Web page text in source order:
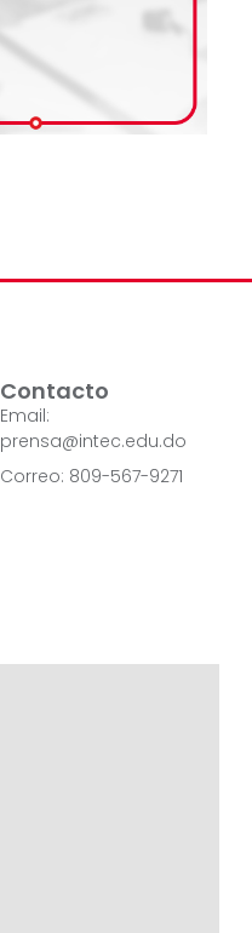
Contacto
Email:
prensa@intec.edu.do
Correo: 809-567-9271